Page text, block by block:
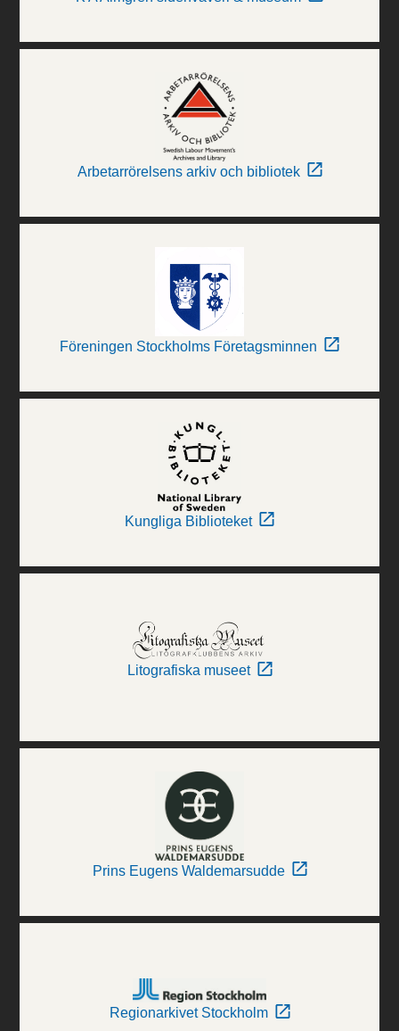
Arbetarrörelsens arkiv och bibliotek
Föreningen Stockholms Företagsminnen
Kungliga Biblioteket
Litografiska museet
Prins Eugens Waldemarsudde
Regionarkivet Stockholm